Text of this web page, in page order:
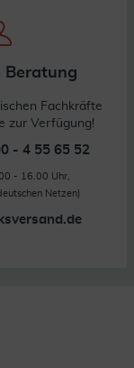
Beratung
Fachkräfte
zur Verfügung!
- 4 55 65 52
- 16.00 Uhr,
Netzen)